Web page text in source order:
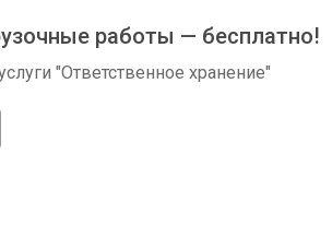
работы — бесплатно!
"Ответственное хранение"